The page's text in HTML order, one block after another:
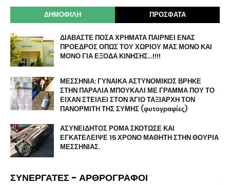
ΔΗΜΟΦΙΛΗ ΠΡΟΣΦΑΤΑ
ΔΙΑΒΑΣΤΕ ΠΟΣΑ ΧΡΗΜΑΤΑ ΠΑΙΡΝΕΙ ΕΝΑΣ
ΠΡΟΕΔΡΟΣ ΟΠΩΣ ΤΟΥ ΧΩΡΙΟΥ ΜΑΣ ΜΟΝΟ ΚΑΙ
ΜΟΝΟ ΓΙΑ ΕΞΟΔΑ ΚΙΝΗΣΗΣ…!!!!
ΜΕΣΣΗΝΙΑ: ΓΥΝΑΙΚΑ ΑΣΤΥΝΟΜΙΚΟΣ ΒΡΗΚΕ
ΣΤΗΝ ΠΑΡΑΛΙΑ ΜΠΟΥΚΑΛΙ ΜΕ ΓΡΑΜΜΑ ΠΟΥ ΤΟ
ΕΙΧΑΝ ΣΤΕΙΛΕΙ ΣΤΟΝ ΆΓΙΟ ΤΑΞΙΑΡΧΗ ΤΟΝ
ΠΑΝΟΡΜΙΤΗ ΤΗΣ ΣΥΜΗΣ (φυτογραφίες)
ΑΣΥΝΕΙΔΗΤΟΣ ΡΟΜΑ ΣΚΟΤΩΣΕ ΚΑΙ
ΕΓΚΑΤΕΛΕΙΨΕ 15 ΧΡΟΝΟ ΜΑΘΗΤΗ ΣΤΗΝ ΘΟΥΡΙΑ
ΜΕΣΣΗΝΙΑΣ.
ΣΥΝΕΡΓΑΤΕΣ - ΑΡΘΡΟΓΡΑΦΟΙ